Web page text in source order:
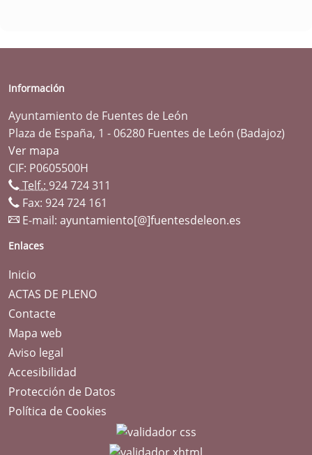
Información
Ayuntamiento de Fuentes de León
Plaza de España, 1 - 06280 Fuentes de León (Badajoz)
Ver mapa
CIF: P0605500H
Telf.: 924 724 311
Fax: 924 724 161
E-mail: ayuntamiento[@]fuentesdeleon.es
Enlaces
Inicio
ACTAS DE PLENO
Contacte
Mapa web
Aviso legal
Accesibilidad
Protección de Datos
Política de Cookies